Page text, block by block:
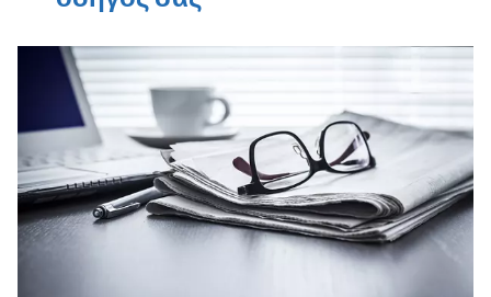
ΠΛΗΡΟΦΟΡΊΕΣ ΕΠΑΦΉΣ